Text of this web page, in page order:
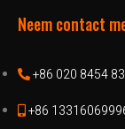
Neem contact
+86 020 8454
+86